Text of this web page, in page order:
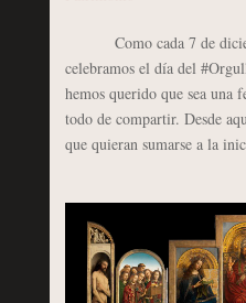
Como cada 7 de
celebramos el día del
hemos querido que sea una
todo de compartir. Desde
que quieran sumarse a la